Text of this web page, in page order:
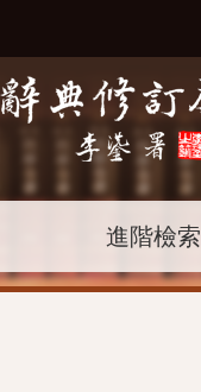
進階檢索